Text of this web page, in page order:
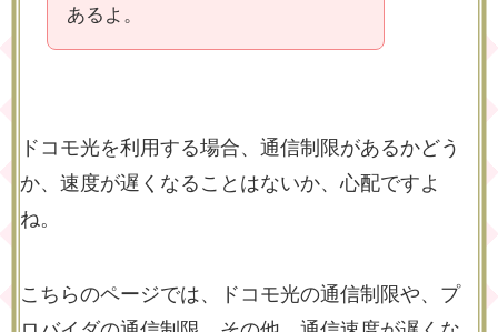
あるよ。
ドコモ光を利用する場合、通信制限があるかどう
か、速度が遅くなることはないか、心配ですよ
ね。
こちらのページでは、ドコモ光の通信制限や、プ